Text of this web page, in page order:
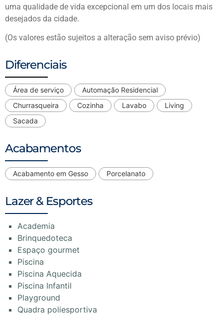
uma qualidade de vida excepcional em um dos locais mais
desejados da cidade.
(Os valores estão sujeitos a alteração sem aviso prévio)
Diferenciais
Área de serviço
Automação Residencial
Churrasqueira
Cozinha Lavabo
Living
Sacada
Acabamentos
Acabamento em Gesso Porcelanato
Lazer & Esportes
Academia
Brinquedoteca
Espaço gourmet
Piscina
Piscina Aquecida
Piscina Infantil
Playground
Quadra poliesportiva